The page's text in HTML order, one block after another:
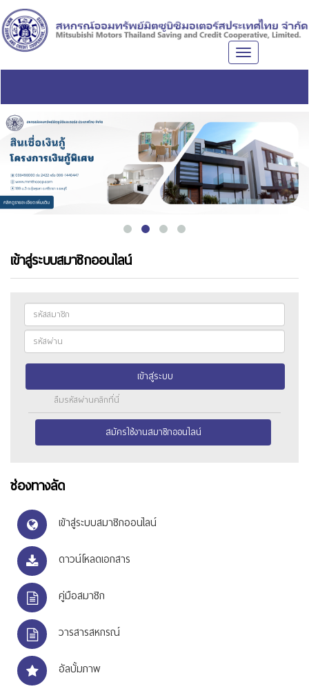
Toggle
เข้าสู่ระบบสมาชิกออนไลน์
เข้าสู่ระบบ
ลืมรหัสผ่านคลิกที่นี่
สมัครใช้งานสมาชิกออนไลน์
ช่องทางลัด
เข้าสู่ระบบสมาชิกออนไลน์
ดาวน์โหลดเอกสาร
คู่มือสมาชิก
วารสารสหกรณ์
อัลบั้มภาพ